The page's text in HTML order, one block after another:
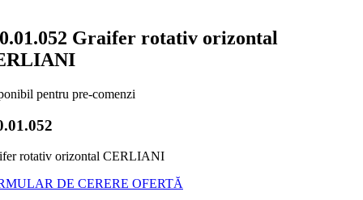
Graifer rotativ orizontal
pentru pre-comenzi
rotativ orizontal CERLIANI
DE CERERE OFERTĂ